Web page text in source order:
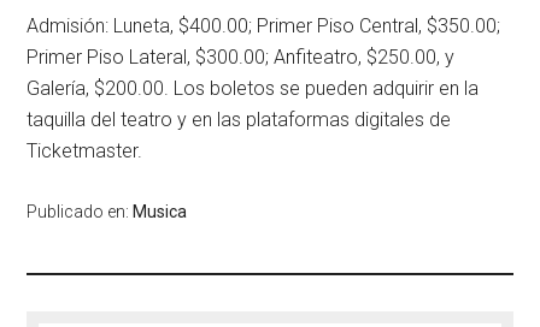
Admisión: Luneta, $400.00; Primer Piso Central, $350.00;
Primer Piso Lateral, $300.00; Anfiteatro, $250.00, y
Galería, $200.00. Los boletos se pueden adquirir en la
taquilla del teatro y en las plataformas digitales de
Ticketmaster.
Publicado en: Musica